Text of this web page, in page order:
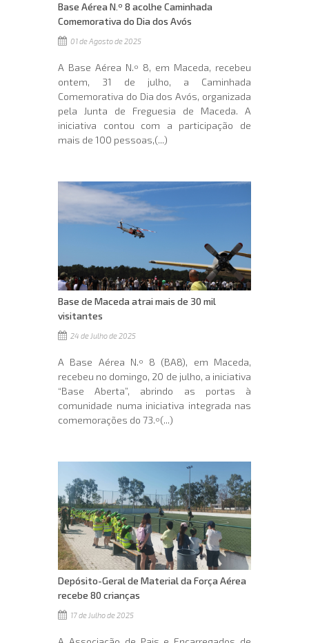
Base Aérea N.º 8 acolhe Caminhada
Comemorativa do Dia dos Avós
01 de Agosto de 2025
A Base Aérea N.º 8, em Maceda, recebeu
ontem, 31 de julho, a Caminhada
Comemorativa do Dia dos Avós, organizada
pela Junta de Freguesia de Maceda. A
iniciativa contou com a participação de
mais de 100 pessoas,(...)
Base de Maceda atrai mais de 30 mil
visitantes
24 de Julho de 2025
A Base Aérea N.º 8 (BA8), em Maceda,
recebeu no domingo, 20 de julho, a iniciativa
“Base Aberta”, abrindo as portas à
comunidade numa iniciativa integrada nas
comemorações do 73.º(...)
Depósito-Geral de Material da Força Aérea
recebe 80 crianças
17 de Julho de 2025